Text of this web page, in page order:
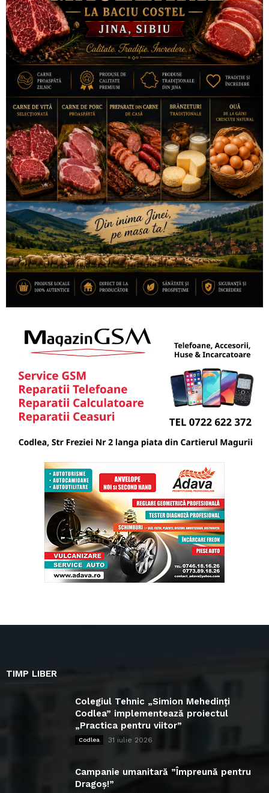
TIMP LIBER
Colegiul Tehnic „Simion Mehedinți
Codlea” implementează proiectul
„Practica pentru viitor”
Codlea 31 iulie 2026
Campanie umanitară ”Împreună pentru
Dragoș!”